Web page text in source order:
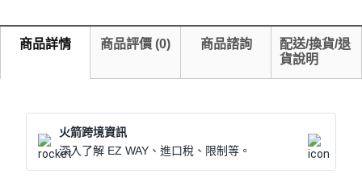
商品詳情 商品評價 (0) 商品諮詢
配送/換貨/退
貨說明
火箭跨境資訊
深入了解 EZ WAY、進口稅、限制等。